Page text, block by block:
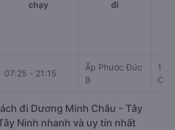
chạy
đi
07:25 - 21:15
Ấp Phước Đức
B
135
đi Dương Minh Châu - Tây
Ninh nhanh và uy tín nhất